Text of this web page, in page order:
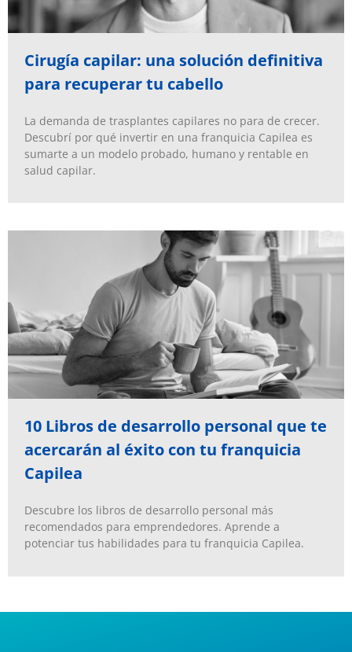
Cirugía capilar: una solución definitiva
para recuperar tu cabello
La demanda de trasplantes capilares no para de crecer.
Descubrí por qué invertir en una franquicia Capilea es
sumarte a un modelo probado, humano y rentable en
salud capilar.
10 Libros de desarrollo personal que te
acercarán al éxito con tu franquicia
Capilea
Descubre los libros de desarrollo personal más
recomendados para emprendedores. Aprende a
potenciar tus habilidades para tu franquicia Capilea.